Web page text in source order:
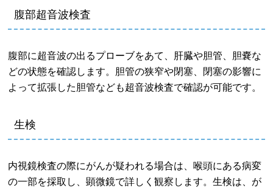
腹部超音波検査
腹部に超音波の出るプローブをあて、肝臓や胆管、胆嚢な
どの状態を確認します。胆管の狭窄や閉塞、閉塞の影響に
よって拡張した胆管なども超音波検査で確認が可能です。
生検
内視鏡検査の際にがんが疑われる場合は、喉頭にある病変
の一部を採取し、顕微鏡で詳しく観察します。生検は、が